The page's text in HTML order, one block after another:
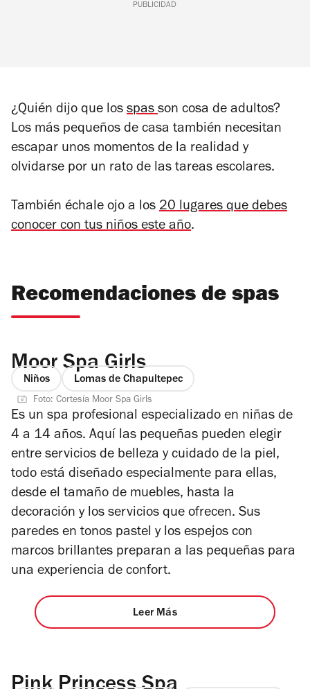
PUBLICIDAD
¿Quién dijo que los spasson cosa de adultos?
Los más pequeños de casa también necesitan
escapar unos momentos de la realidad y
olvidarse por un rato de las tareas escolares.
También échale ojo a los 20 lugares que debes
conocer con tus niños este año.
Recomendaciones de spas
Moor Spa Girls
Niños Lomas de Chapultepec
Foto: Cortesía Moor Spa Girls
Es un spa profesional especializado en niñas de
4 a 14 años. Aquí las pequeñas pueden elegir
entre servicios de belleza y cuidado de la piel,
todo está diseñado especialmente para ellas,
desde el tamaño de muebles, hasta la
decoración y los servicios que ofrecen. Sus
paredes en tonos pastel y los espejos con
marcos brillantes preparan a las pequeñas para
una experiencia de confort.
Leer Más